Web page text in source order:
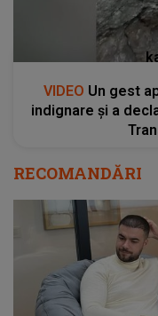
VIDEO Un gest
indignare și a
RECOMANDĂRI